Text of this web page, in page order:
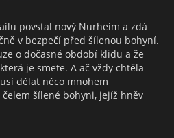
povstal nový Nurheim a zdá
v bezpečí před šílenou bohyní.
o dočasné období klidu a že
je smete. A ač vždy chtěla
dělat něco mnohem
šílené bohyni, jejíž hněv